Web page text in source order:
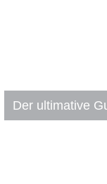
Der ultimative